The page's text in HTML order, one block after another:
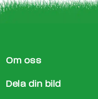
Om oss
Dela din bild